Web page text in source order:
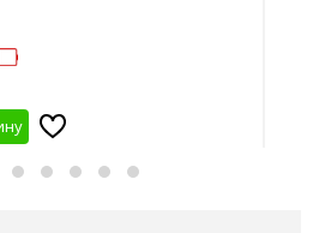
50 шт